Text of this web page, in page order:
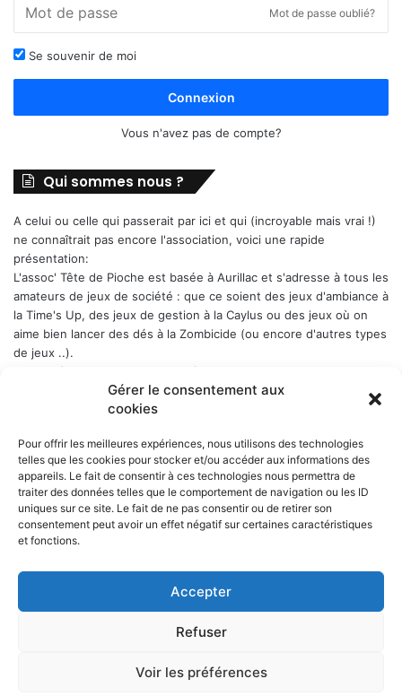
Gérer le consentement aux
cookies
Pour offrir les meilleures expériences, nous utilisons des technologies
telles que les cookies pour stocker et/ou accéder aux informations des
appareils. Le fait de consentir à ces technologies nous permettra de
traiter des données telles que le comportement de navigation ou les ID
uniques sur ce site. Le fait de ne pas consentir ou de retirer son
consentement peut avoir un effet négatif sur certaines caractéristiques
et fonctions.
Accepter
Refuser
Voir les préférences
Mot de passe oublié?
Se souvenir de moi
Connexion
Vous n'avez pas de compte?
Qui sommes nous ?
A celui ou celle qui passerait par ici et qui (incroyable mais vrai !)
ne connaîtrait pas encore l'association, voici une rapide
présentation:
L'assoc' Tête de Pioche est basée à Aurillac et s'adresse à tous les
amateurs de jeux de société : que ce soient des jeux d'ambiance à
la Time's Up, des jeux de gestion à la Caylus ou des jeux où on
aime bien lancer des dés à la Zombicide (ou encore d'autres types
de jeux ..).
Les soirées-jeux sont ouvertes à tous (enfin quand même plutôt
aux adultes). Elles ont lieu chaque Week-end en alternance : 1er
samedi du mois, puis vendredi, puis samedi etc..., a Belbex (6
minuit...
La cotisation annuelle est de 10 € (mais le trésorier est indulgent
envers les curieux qui viennent une fois comme ça ...)Donc, si
cela vous dit, n'hésitez pas !
L'angle du jeu - 5 rue Marchande, 15000 Aurillac